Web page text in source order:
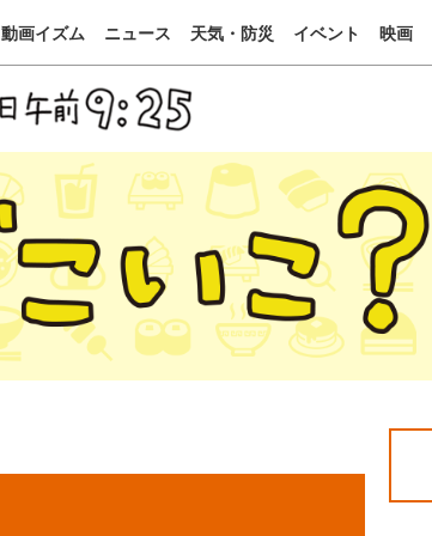
動画イズム ニュース 天気・防災 イベント 映画